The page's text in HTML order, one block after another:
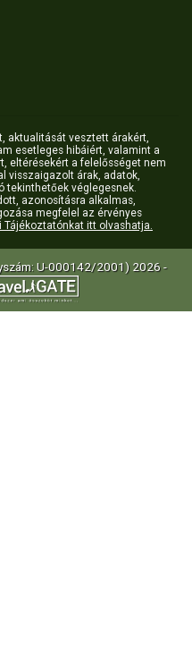
aktualitását vesztett árakért,
esetleges hibáiért, valamint a
eltérésekért a felelősséget nem
visszaigazolt árak, adatok,
tekinthetőek véglegesnek.
azonosításra alkalmas,
megfelel az érvényes
Tájékoztatónkat itt olvashatja.
U-000142/2001) 2026 -